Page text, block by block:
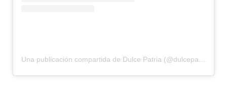
Una publicación compartida de Dulce Patria (@dulcepatriamx)